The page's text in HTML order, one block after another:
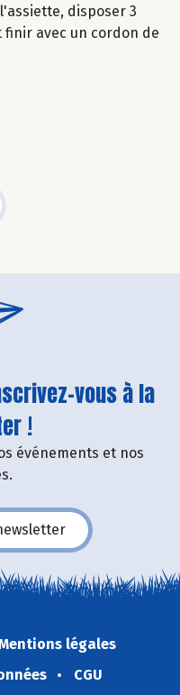
disposer 3
avec un cordon de
vous à la
!
événements et nos
légales
CGU